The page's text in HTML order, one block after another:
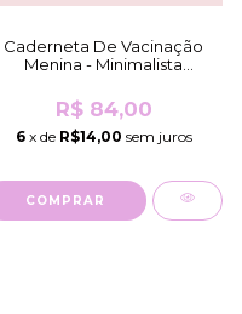
Caderneta De Vacinação
Menina - Minimalista
Holográfico)
R$ 84,00
6x de R$14,00 sem juros
COMPRAR